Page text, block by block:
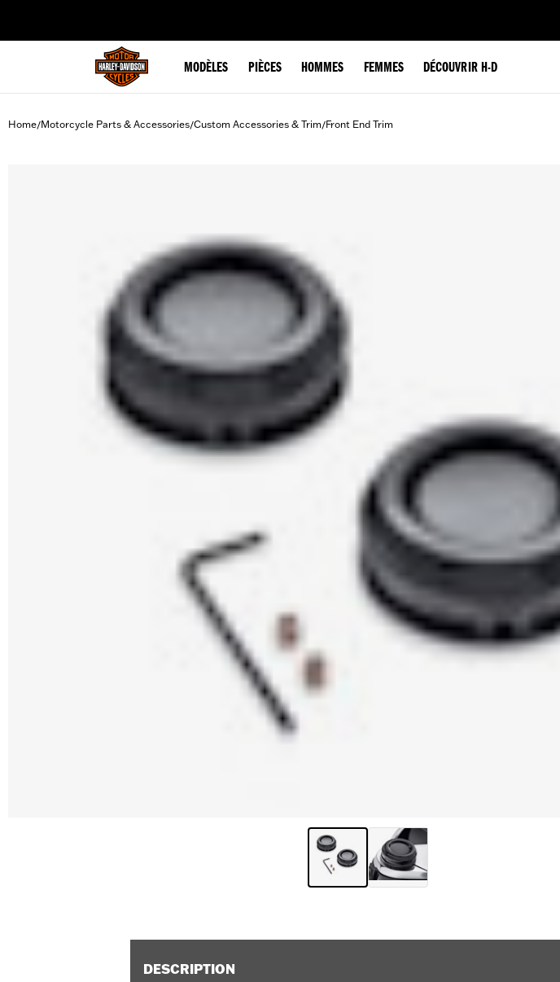
MODÈLES PIÈCES HOMMES FEMMES DÉCOUVRIR H-D
Home/Motorcycle Parts & Accessories/Custom Accessories & Trim/Front End Trim
DESCRIPTION